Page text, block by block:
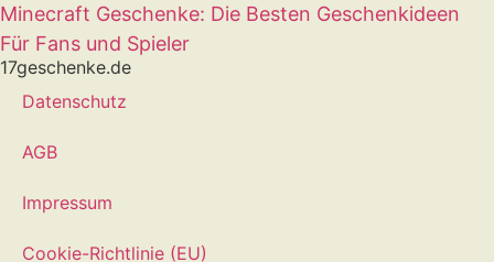
Minecraft Geschenke: Die Besten Geschenkideen
Für Fans und Spieler
17geschenke.de
Datenschutz
AGB
Impressum
Cookie-Richtlinie (EU)